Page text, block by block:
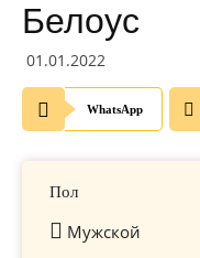
Белоус
01.01.2022
WhatsApp
Пол
Мужской